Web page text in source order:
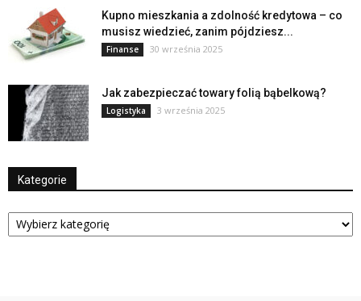
Kupno mieszkania a zdolność kredytowa – co
musisz wiedzieć, zanim pójdziesz...
Finanse 30 września 2025
Jak zabezpieczać towary folią bąbelkową?
Logistyka 3 września 2025
Kategorie
Kategorie